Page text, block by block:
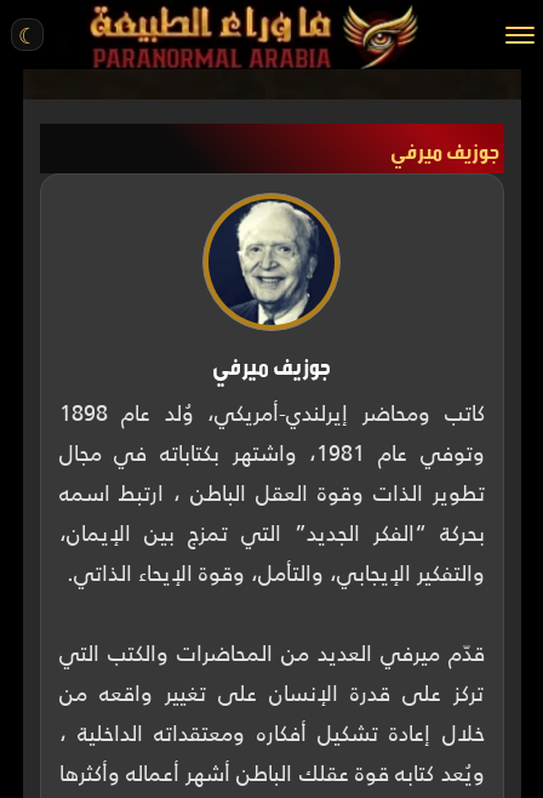
☾
الرئيسية
مقالات
عن الموقع
ENGLISH
جوزيف ميرفي
جوزيف ميرفي
كاتب ومحاضر إيرلندي-أمريكي، وُلد عام 1898
وتوفي عام 1981، واشتهر بكتاباته في مجال
تطوير الذات وقوة العقل الباطن ، ارتبط اسمه
بحركة “الفكر الجديد” التي تمزج بين الإيمان،
قدّم ميرفي العديد من المحاضرات والكتب التي
تركز على قدرة الإنسان على تغيير واقعه من
خلال إعادة تشكيل أفكاره ومعتقداته الداخلية ،
ويُعد كتابه قوة عقلك الباطن أشهر أعماله وأكثرها